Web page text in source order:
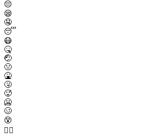
😔
😪
🤤
😴
😷
🤒
🤕
🤢
🤮
🤧
🥵
🥶
🥴
😵
😵‍💫